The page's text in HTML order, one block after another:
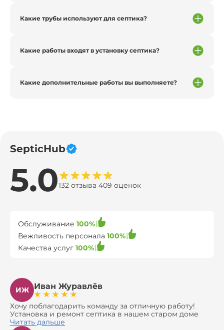
Какие трубы используют для септика?
Какие работы входят в установку септика?
Какие дополнительные работы вы выполняете?
SepticHub
5.0132 отзыва 409 оценок
Обслуживание 100%
Вежливость персонала 100%
Качества услуг 100%
ИЖ Иван Журавлёв
Хочу поблагодарить команду за отличную работу!
Установка и ремонт септика в нашем старом доме
оказались сложной задачей, но ребята справились на
Читать дальше